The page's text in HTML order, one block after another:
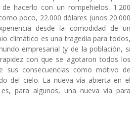
hacerlo con un rompehielos. 1.200
poco, 22.000 dólares (unos 20.000
desde la comodidad de un
climático es una tragedia para todos,
empresarial (y de la población, si
con que se agotaron todos los
sus consecuencias como motivo de
del cielo. La nueva vía abierta en el
para algunos, una nueva vía para